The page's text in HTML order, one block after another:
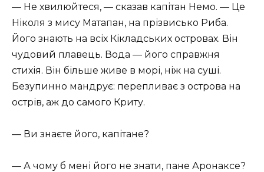
— Не хвилюйтеся, — сказав капітан Немо. — Це
Ніколя з мису Матапан, на прізвисько Риба.
Його знають на всіх Кікладських островах. Він
чудовий плавець. Вода — його справжня
стихія. Він більше живе в морі, ніж на суші.
Безупинно мандрує: перепливає з острова на
острів, аж до самого Криту.
— Ви знаєте його, капітане?
— А чому б мені його не знати, пане Аронаксе?